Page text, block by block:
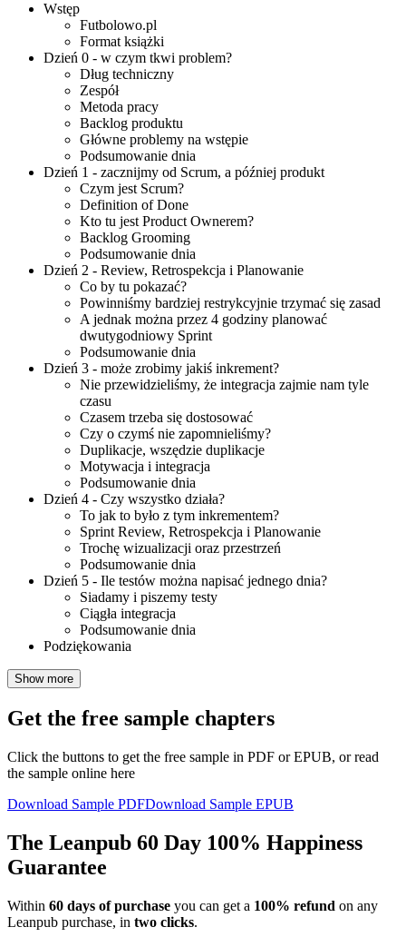
Wstęp
Futbolowo.pl
Format książki
Dzień 0 - w czym tkwi problem?
Dług techniczny
Zespół
Metoda pracy
Backlog produktu
Główne problemy na wstępie
Podsumowanie dnia
Dzień 1 - zacznijmy od Scrum, a później produkt
Czym jest Scrum?
Definition of Done
Kto tu jest Product Ownerem?
Backlog Grooming
Podsumowanie dnia
Dzień 2 - Review, Retrospekcja i Planowanie
Co by tu pokazać?
Powinniśmy bardziej restrykcyjnie trzymać się zasad
A jednak można przez 4 godziny planować
dwutygodniowy Sprint
Podsumowanie dnia
Dzień 3 - może zrobimy jakiś inkrement?
Nie przewidzieliśmy, że integracja zajmie nam tyle
czasu
Czasem trzeba się dostosować
Czy o czymś nie zapomnieliśmy?
Duplikacje, wszędzie duplikacje
Motywacja i integracja
Podsumowanie dnia
Dzień 4 - Czy wszystko działa?
To jak to było z tym inkrementem?
Sprint Review, Retrospekcja i Planowanie
Trochę wizualizacji oraz przestrzeń
Podsumowanie dnia
Dzień 5 - Ile testów można napisać jednego dnia?
Siadamy i piszemy testy
Ciągła integracja
Podsumowanie dnia
Podziękowania
Show more
Get the free sample chapters
Click the buttons to get the free sample in PDF or EPUB, or read
the sample online here
Download Sample PDFDownload Sample EPUB
The Leanpub 60 Day 100% Happiness
Guarantee
Within 60 days of purchase you can get a 100% refund on any
Leanpub purchase, in two clicks.